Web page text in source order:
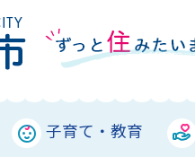
子育て・教育